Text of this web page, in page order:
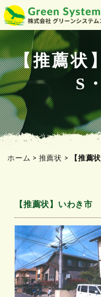
コ
ン
テ
ン
ツ
へ
ス
キ
ッ
プ
【推薦
S
ホーム > 推薦状 > 【推薦
【推薦状】いわき市